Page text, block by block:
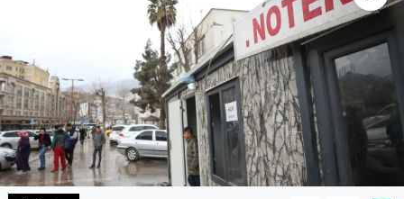
Manşetler
Resmi İlan
Sağlık